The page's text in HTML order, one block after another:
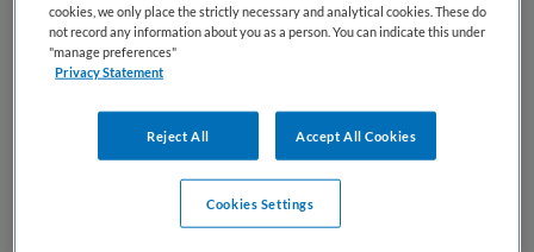
Bekijk vacature
Pedagogisch professional spelinloop
Amsterdam
cookies, we only place the strictly necessary and analytical cookies. These do
not record any information about you as a person. You can indicate this under
"manage preferences"
Privacy Statement
Reject All Accept All Cookies
Cookies Settings